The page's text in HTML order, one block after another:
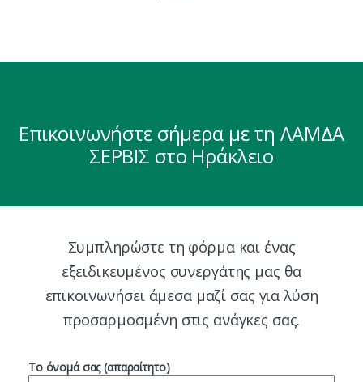
Επικοινωνήστε σήμερα με τη ΛΑΜΔΑ
ΣΕΡΒΙΣ στο Ηράκλειο
Συμπληρώστε τη φόρμα και ένας
εξειδικευμένος συνεργάτης μας θα
επικοινωνήσει άμεσα μαζί σας για λύση
προσαρμοσμένη στις ανάγκες σας.
Το όνομά σας (απαραίτητο)